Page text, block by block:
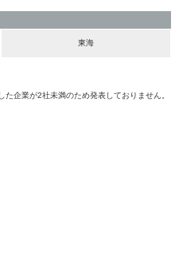
東海
企業が2社未満のため発表しておりません。